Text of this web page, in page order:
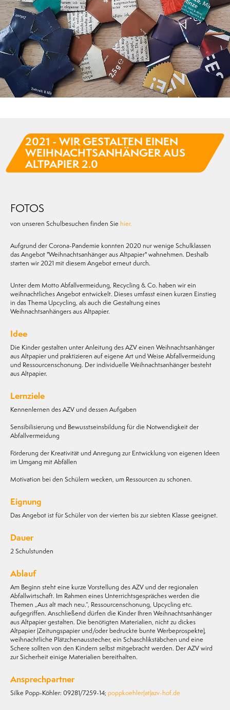
2021 - WIR GESTALTEN EINEN
WEIHNACHTSANHÄNGER AUS
ALTPAPIER 2.0
FOTOS
von unseren Schulbesuchen finden Sie hier.
Aufgrund der Corona-Pandemie konnten 2020 nur wenige Schulklassen
das Angebot "Weihnachtsanhänger aus Altpapier" wahnehmen. Deshalb
starten wir 2021 mit diesem Angebot erneut durch.
Unter dem Motto Abfallvermeidung, Recycling & Co. haben wir ein
weihnachtliches Angebot entwickelt. Dieses umfasst einen kurzen Einstieg
in das Thema Upcycling, als auch die Gestaltung eines
Weihnachtsanhängers aus Altpapier.
Idee
Die Kinder gestalten unter Anleitung des AZV einen Weihnachtsanhänger
aus Altpapier und praktizieren auf eigene Art und Weise Abfallvermeidung
und Ressourcenschonung. Der individuelle Weihnachtsanhänger besteht
aus Altpapier.
Lernziele
Kennenlernen des AZV und dessen Aufgaben
Sensibilisierung und Bewusstseinsbildung für die Notwendigkeit der
Abfallvermeidung
Förderung der Kreativität und Anregung zur Entwicklung von eigenen Ideen
im Umgang mit Abfällen
Motivation bei den Schülern wecken, um Ressourcen zu schonen.
Eignung
Das Angebot ist für Schüler von der vierten bis zur siebten Klasse geeignet.
Dauer
2 Schulstunden
Ablauf
Am Beginn steht eine kurze Vorstellung des AZV und der regionalen
Abfallwirtschaft. Im Rahmen eines Unterrichtsgespräches werden die
Themen „Aus alt mach neu.“, Ressourcenschonung, Upcycling etc.
aufgegriffen. Anschließend dürfen die Kinder Ihren Weihnachtsanhänger
aus Altpapier gestalten. Die benötigten Materialien, nicht zu dickes
Altpapier (Zeitungspapier und/oder bedruckte bunte Werbeprospekte),
weihnachtliche Plätzchenausstecher, ein Schaschlikstäbchen und eine
Schere sollten von den Kindern selbst mitgebracht werden. Der AZV wird
zur Sicherheit einige Materialien bereithalten.
Ansprechpartner
Silke Popp-Köhler: 09281/7259-14; poppkoehler(at)azv-hof.de